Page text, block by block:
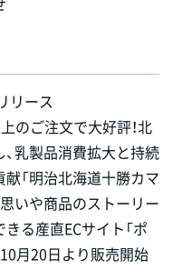
リース
のご注文で大好評！北
乳製品消費拡大と持続
「明治北海道十勝カマ
いや商品のストーリー
る産直ECサイト「ポ
月20日より販売開始